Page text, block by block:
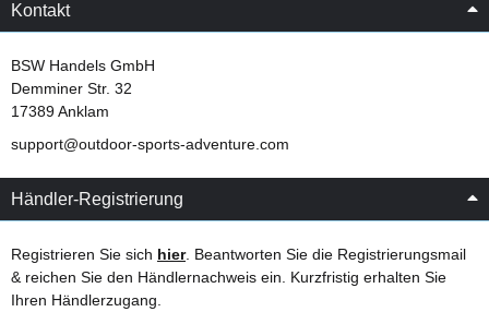
Kontakt
BSW Handels GmbH
Demminer Str. 32
17389 Anklam
support@outdoor-sports-adventure.com
Händler-Registrierung
Registrieren Sie sich hier. Beantworten Sie die Registrierungsmail
& reichen Sie den Händlernachweis ein. Kurzfristig erhalten Sie
Ihren Händlerzugang.